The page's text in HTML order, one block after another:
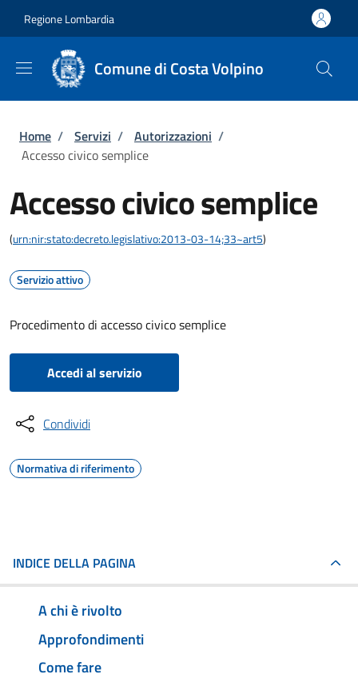
Regione Lombardia
Comune di Costa Volpino
Briciole di pane
Home / Servizi / Autorizzazioni /
Accesso civico semplice
Accesso civico semplice
(urn:nir:stato:decreto.legislativo:2013-03-14;33~art5)
Servizio attivo
Procedimento di accesso civico semplice
Accedi al servizio
Condividi
Normativa di riferimento
INDICE DELLA PAGINA
A chi è rivolto
Approfondimenti
Come fare